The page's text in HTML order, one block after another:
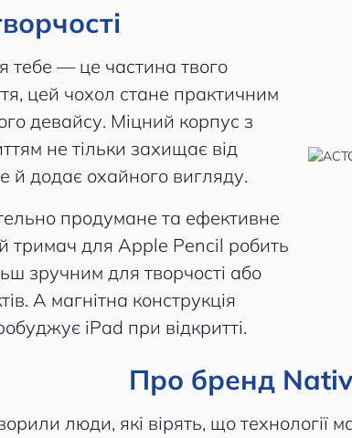
тебе — це частина твого
цей чохол стане практичним
девайсу. Міцний корпус з
не тільки захищає від
й додає охайного вигляду.
продумане та ефективне
тримач для Apple Pencil робить
зручним для творчості або
А магнітна конструкція
iPad при відкритті.
Про бренд
люди, які вірять, що